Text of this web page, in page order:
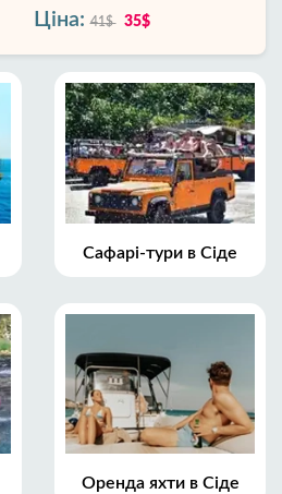
Ціна: 41$ 35$
Сафарі-тури в Сіде
Оренда яхти в Сіде